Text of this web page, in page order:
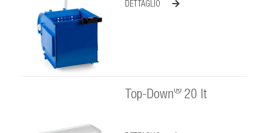
DETTAGLIO
Top-Down®20 lt